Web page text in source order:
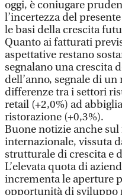
oggi, è coniugare
l’incertezza del
le basi della crescita
Quanto ai fatturati
aspettative restano
segnalano una crescita
dell’anno, segnale di
differenze tra i settori
retail (+2,0%) ad
ristorazione (+0,3%).
Buone notizie anche
internazionale, vissuta
strutturale di crescita e
L’elevata quota di
incrementa le aperture
opportunità di sviluppo